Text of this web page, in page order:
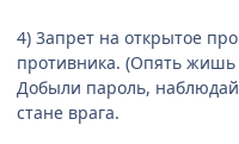
4) 3апрет на открытое
противника. (Опять жишь
Добыли пароль,
стане врага.